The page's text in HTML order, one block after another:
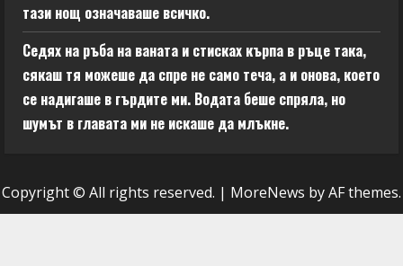
тази нощ означаваше всичко.
Седях на ръба на ваната и стисках кърпа в ръце така,
сякаш тя можеше да спре не само теча, а и онова, което
се надигаше в гърдите ми. Водата беше спряла, но
шумът в главата ми не искаше да млъкне.
Copyright © All rights reserved. | MoreNews by AF themes.